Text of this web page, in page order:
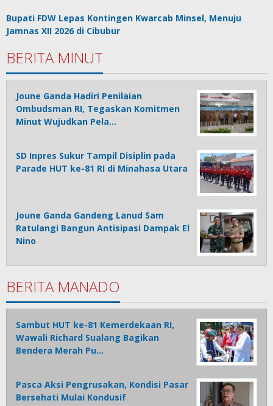
Bupati FDW Lepas Kontingen Kwarcab Minsel, Menuju
Jamnas XII 2026 di Cibubur
BERITA MINUT
Joune Ganda Hadiri Penilaian
Ombudsman RI, Tegaskan Komitmen
Minut Wujudkan Pela…
SD Inpres Sukur Tampil Disiplin pada
Parade HUT ke-81 RI di Minahasa Utara
Joune Ganda Gandeng Lanud Sam
Ratulangi Bangun Antisipasi Dampak El
Nino
BERITA MANADO
Sambut HUT ke-81 Kemerdekaan RI,
Wawali Richard Sualang Bagikan
Bendera Merah Pu…
Pasca Aksi Pengrusakan, Kondisi Pasar
Bersehati Mulai Kondusif